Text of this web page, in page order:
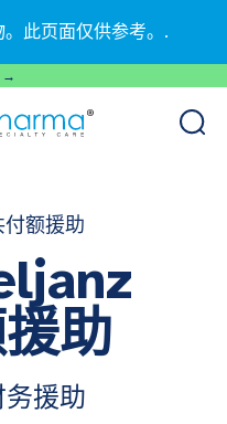
此页面仅供参考。.
→
额援助
助
援助